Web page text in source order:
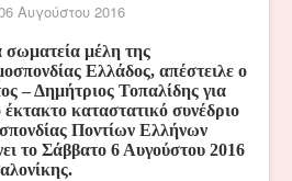
Αυγούστου 2016
σωματεία μέλη της
Ελλάδος, απέστειλε ο
– Δημήτριος Τοπαλίδης για
καταστατικό συνέδριο
Ποντίων Ελλήνων
το Σάββατο 6 Αυγούστου 2016